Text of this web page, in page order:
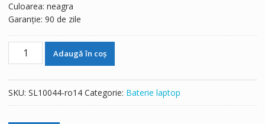
Culoarea: neagra
Garanție: 90 de zile
Cantitate
W550SU
Adaugă în coș
SKU: SL10044-ro14 Categorie: Baterie laptop